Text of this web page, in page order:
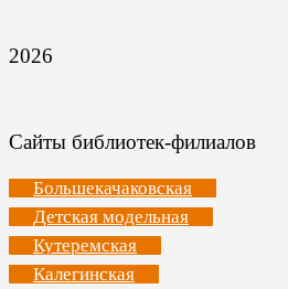
2026
Сайты библиотек-филиалов
Большекачаковская
Детская модельная
Кутеремская
Калегинская